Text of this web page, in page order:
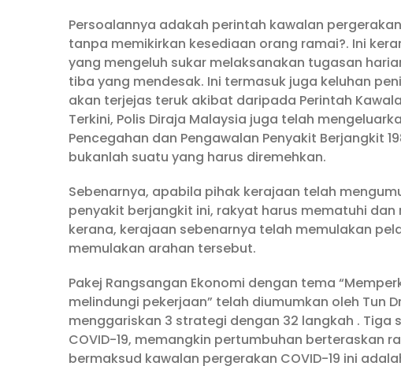
Persoalannya adakah perintah kawalan
tanpa memikirkan kesediaan orang ramai?. Ini
yang mengeluh sukar melaksanakan tugasan
tiba yang mendesak. Ini termasuk juga keluhan
akan terjejas teruk akibat daripada Perintah
Terkini, Polis Diraja Malaysia juga telah
Pencegahan dan Pengawalan Penyakit Berjangkit
bukanlah suatu yang harus diremehkan.
Sebenarnya, apabila pihak kerajaan telah
penyakit berjangkit ini, rakyat harus mematuhi
kerana, kerajaan sebenarnya telah memulakan
memulakan arahan tersebut.
Pakej Rangsangan Ekonomi dengan tema
melindungi pekerjaan” telah diumumkan oleh Tun
menggariskan 3 strategi dengan 32 langkah .
COVID-19, memangkin pertumbuhan berteraskan
bermaksud kawalan pergerakan COVID-19 ini